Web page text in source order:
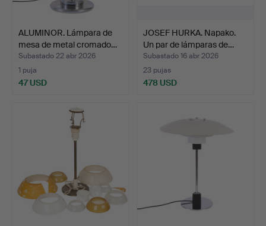
ALUMINOR. Lámpara de
mesa de metal cromado…
Subastado 22 abr 2026
1 puja
47 USD
JOSEF HURKA. Napako.
Un par de lámparas de…
Subastado 16 abr 2026
23 pujas
478 USD